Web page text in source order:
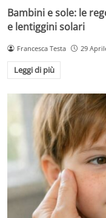
Bambini e sole: le
e lentiggini solari
Francesca Testa 29
Leggi di più